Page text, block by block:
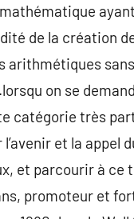
de la création
arithmétiques
on se
catégorie très
et la
et parcourir à
promoteur et